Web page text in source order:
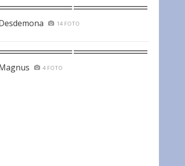
14 FOTO
4 FOTO